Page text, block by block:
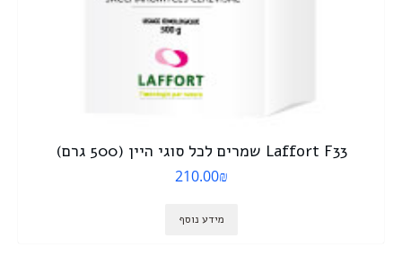
Laffort F33 שמרים לכל סוגי היין (500 גרם)
210.00₪
מידע נוסף